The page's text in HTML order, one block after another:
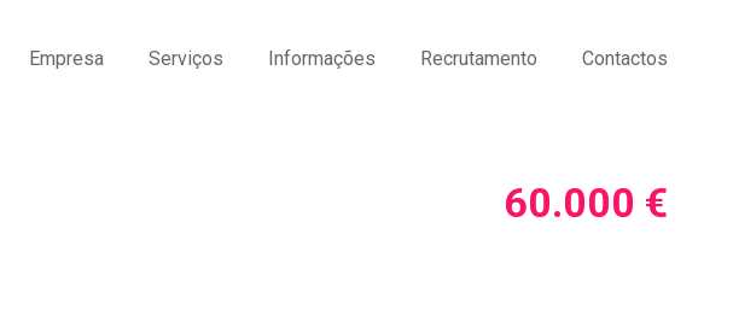
Empresa Serviços Informações Recrutamento Contactos
60.000 €